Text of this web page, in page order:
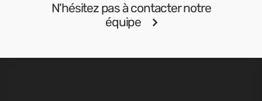
N'hésitez pas à contacter notre
équipe